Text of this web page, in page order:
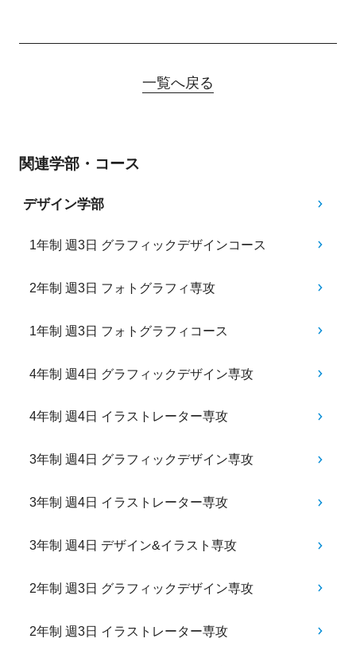
一覧へ戻る
関連学部・コース
デザイン学部
1年制 週3日 グラフィックデザインコース
2年制 週3日 フォトグラフィ専攻
1年制 週3日 フォトグラフィコース
4年制 週4日 グラフィックデザイン専攻
4年制 週4日 イラストレーター専攻
3年制 週4日 グラフィックデザイン専攻
3年制 週4日 イラストレーター専攻
3年制 週4日 デザイン&イラスト専攻
2年制 週3日 グラフィックデザイン専攻
2年制 週3日 イラストレーター専攻